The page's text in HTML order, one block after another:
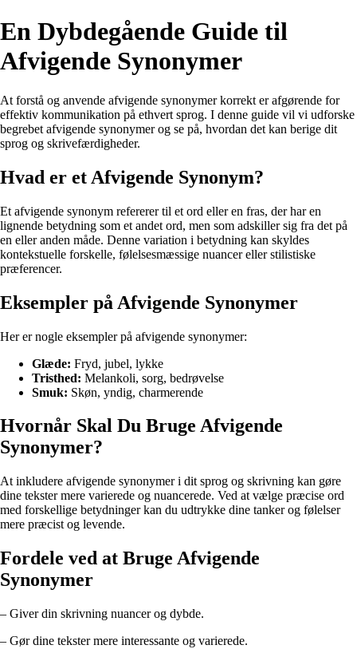
En Dybdegående Guide til
Afvigende Synonymer
At forstå og anvende afvigende synonymer korrekt er afgørende for
effektiv kommunikation på ethvert sprog. I denne guide vil vi udforske
begrebet afvigende synonymer og se på, hvordan det kan berige dit
sprog og skrivefærdigheder.
Hvad er et Afvigende Synonym?
Et afvigende synonym refererer til et ord eller en fras, der har en
lignende betydning som et andet ord, men som adskiller sig fra det på
en eller anden måde. Denne variation i betydning kan skyldes
kontekstuelle forskelle, følelsesmæssige nuancer eller stilistiske
præferencer.
Eksempler på Afvigende Synonymer
Her er nogle eksempler på afvigende synonymer:
Glæde: Fryd, jubel, lykke
Tristhed: Melankoli, sorg, bedrøvelse
Smuk: Skøn, yndig, charmerende
Hvornår Skal Du Bruge Afvigende
Synonymer?
At inkludere afvigende synonymer i dit sprog og skrivning kan gøre
dine tekster mere varierede og nuancerede. Ved at vælge præcise ord
med forskellige betydninger kan du udtrykke dine tanker og følelser
mere præcist og levende.
Fordele ved at Bruge Afvigende
Synonymer
– Giver din skrivning nuancer og dybde.
– Gør dine tekster mere interessante og varierede.